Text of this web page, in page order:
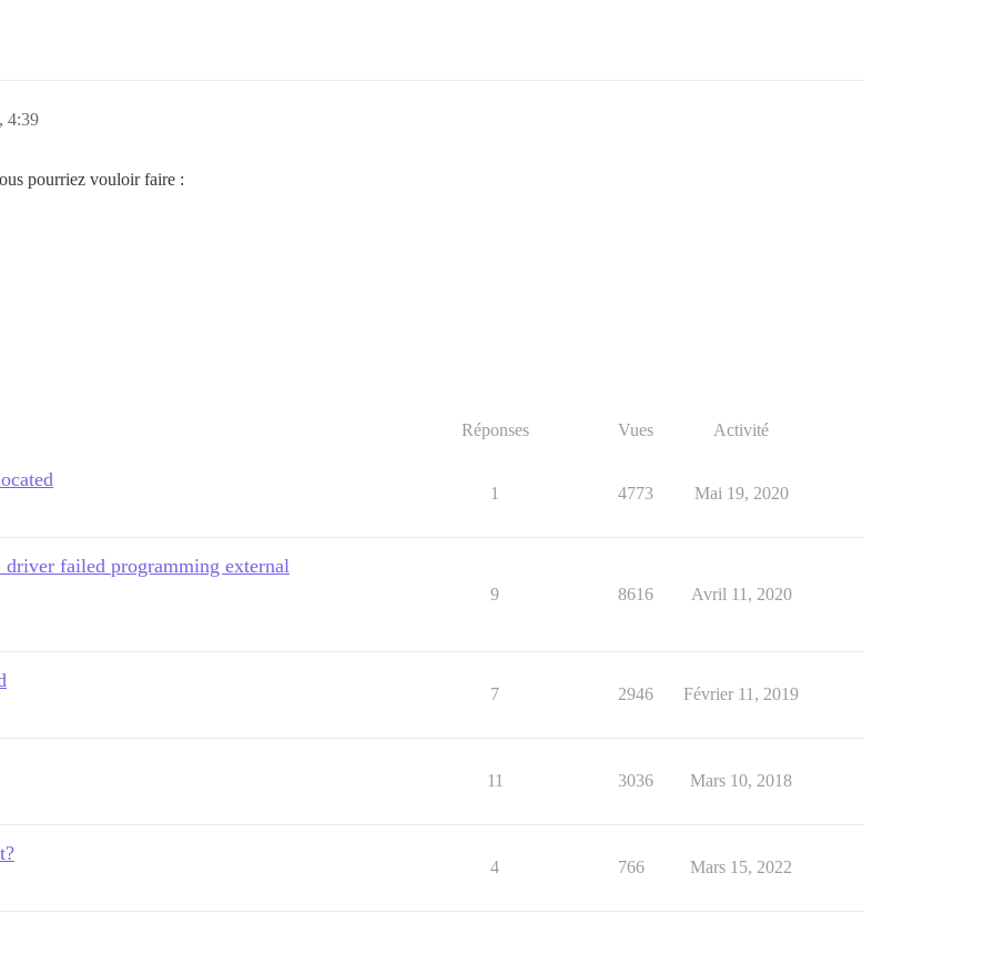
4:39
pourriez vouloir faire :
Réponses Vues Activité
1 4773 Mai 19, 2020
failed programming external
9 8616 Avril 11, 2020
7 2946 Février 11, 2019
11 3036 Mars 10, 2018
4 766 Mars 15, 2022